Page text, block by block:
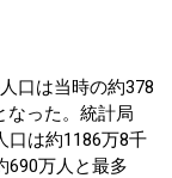
口は当時の約378
なった。統計局
口は約1186万8千
690万人と最多